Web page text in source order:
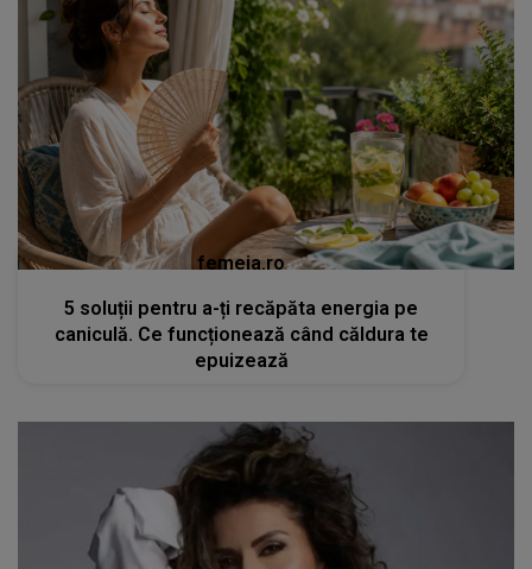
femeia.ro
5 soluții pentru a-ți recăpăta energia pe
caniculă. Ce funcționează când căldura te
epuizează